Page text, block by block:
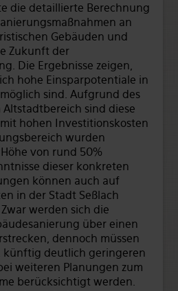
die detaillierte Berechnung
an
Gebäuden und
Zukunft der
Die Ergebnisse zeigen,
hohe Einsparpotentiale in
sind. Aufgrund des
Altstadtbereich sind diese
hohen Investitionskosten
wurden
von rund 50%
dieser konkreten
können auch auf
in der Stadt Seßlach
werden sich die
über einen
dennoch müssen
künftig deutlich geringeren
weiteren Planungen zum
berücksichtigt werden.